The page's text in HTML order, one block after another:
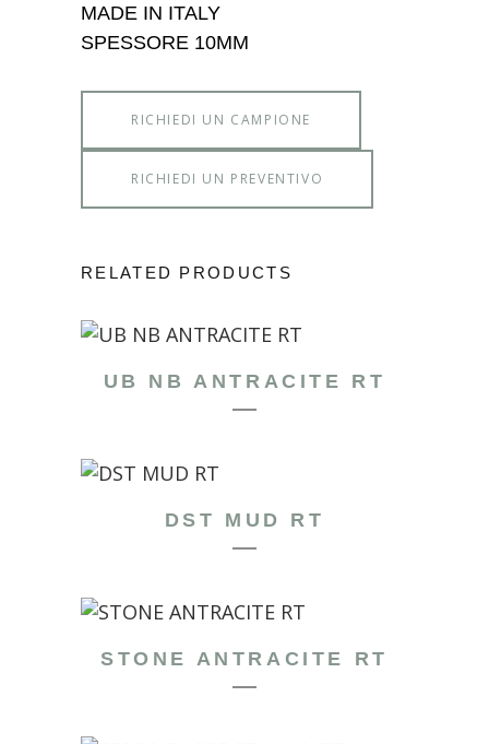
MADE IN ITALY
SPESSORE 10MM
RICHIEDI UN CAMPIONE
RICHIEDI UN PREVENTIVO
RELATED PRODUCTS
UB NB ANTRACITE RT
DST MUD RT
STONE ANTRACITE RT